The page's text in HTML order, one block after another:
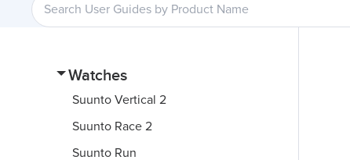
Watches
Suunto Vertical 2
Suunto Race 2
Suunto Run